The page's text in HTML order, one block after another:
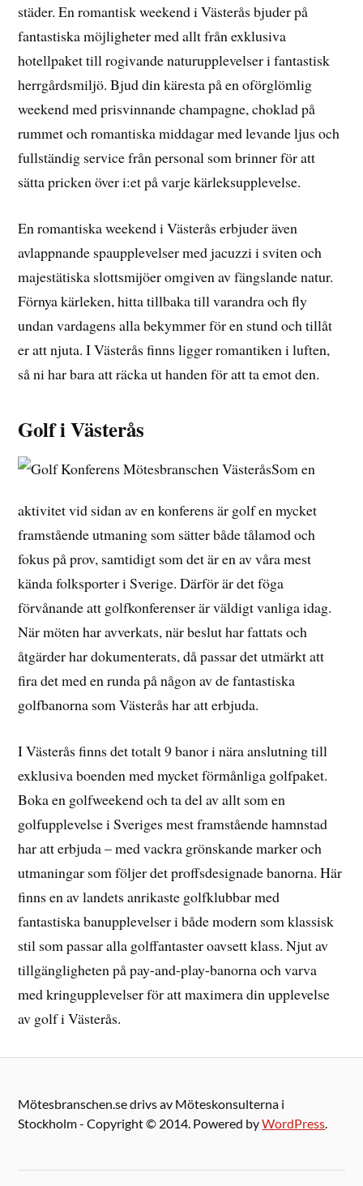
städer. En romantisk weekend i Västerås bjuder på
fantastiska möjligheter med allt från exklusiva
hotellpaket till rogivande naturupplevelser i fantastisk
herrgårdsmiljö. Bjud din käresta på en oförglömlig
weekend med prisvinnande champagne, choklad på
rummet och romantiska middagar med levande ljus och
fullständig service från personal som brinner för att
sätta pricken över i:et på varje kärleksupplevelse.
En romantiska weekend i Västerås erbjuder även
avlappnande spaupplevelser med jacuzzi i sviten och
majestätiska slottsmijöer omgiven av fängslande natur.
Förnya kärleken, hitta tillbaka till varandra och fly
undan vardagens alla bekymmer för en stund och tillåt
er att njuta. I Västerås finns ligger romantiken i luften,
så ni har bara att räcka ut handen för att ta emot den.
Golf i Västerås
Som en
aktivitet vid sidan av en konferens är golf en mycket
framstående utmaning som sätter både tålamod och
fokus på prov, samtidigt som det är en av våra mest
kända folksporter i Sverige. Därför är det föga
förvånande att golfkonferenser är väldigt vanliga idag.
När möten har avverkats, när beslut har fattats och
åtgärder har dokumenterats, då passar det utmärkt att
fira det med en runda på någon av de fantastiska
golfbanorna som Västerås har att erbjuda.
I Västerås finns det totalt 9 banor i nära anslutning till
exklusiva boenden med mycket förmånliga golfpaket.
Boka en golfweekend och ta del av allt som en
golfupplevelse i Sveriges mest framstående hamnstad
har att erbjuda – med vackra grönskande marker och
utmaningar som följer det proffsdesignade banorna. Här
finns en av landets anrikaste golfklubbar med
fantastiska banupplevelser i både modern som klassisk
stil som passar alla golffantaster oavsett klass. Njut av
tillgängligheten på pay-and-play-banorna och varva
med kringupplevelser för att maximera din upplevelse
av golf i Västerås.
Mötesbranschen.se drivs av Möteskonsulterna i
Stockholm - Copyright © 2014. Powered byWordPress.